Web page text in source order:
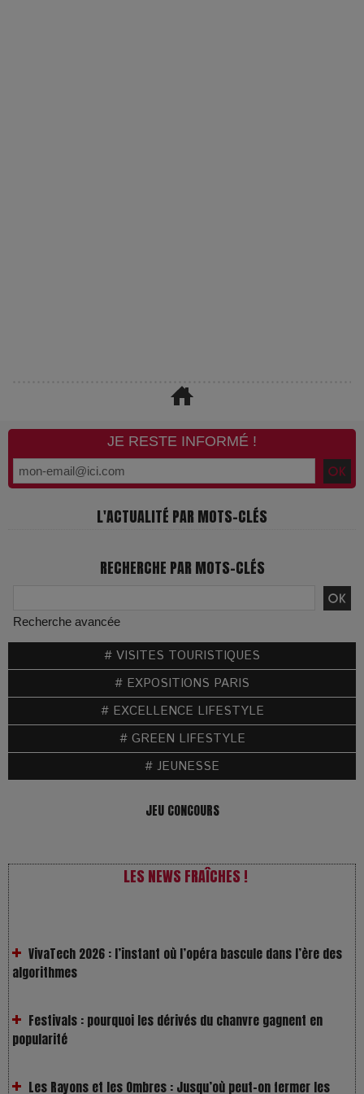
JE RESTE INFORMÉ !
L'ACTUALITÉ PAR MOTS-CLÉS
RECHERCHE PAR MOTS-CLÉS
Recherche avancée
# VISITES TOURISTIQUES
# EXPOSITIONS PARIS
# EXCELLENCE LIFESTYLE
# GREEN LIFESTYLE
# JEUNESSE
JEU CONCOURS
LES NEWS FRAÎCHES !